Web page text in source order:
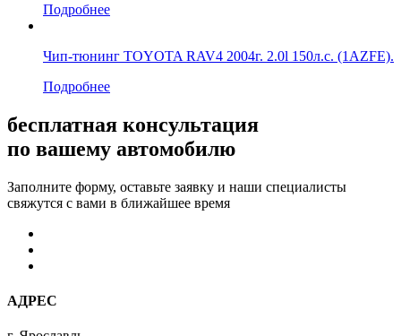
Подробнее
Чип-тюнинг TOYOTA RAV4 2004г. 2.0l 150л.с. (1AZFE).
Подробнее
бесплатная консультация
по вашему автомобилю
Заполните форму, оставьте заявку и наши специалисты
свяжутся с вами в ближайшее время
АДРЕС